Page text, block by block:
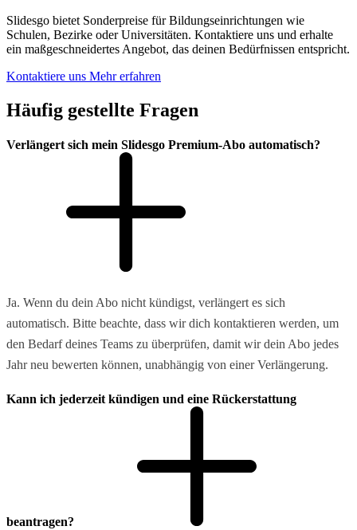
Slidesgo bietet Sonderpreise für Bildungseinrichtungen wie
Schulen, Bezirke oder Universitäten. Kontaktiere uns und erhalte
ein maßgeschneidertes Angebot, das deinen Bedürfnissen entspricht.
Kontaktiere uns Mehr erfahren
Häufig gestellte Fragen
Verlängert sich mein Slidesgo Premium-Abo automatisch?
Ja. Wenn du dein Abo nicht kündigst, verlängert es sich
automatisch. Bitte beachte, dass wir dich kontaktieren werden, um
den Bedarf deines Teams zu überprüfen, damit wir dein Abo jedes
Jahr neu bewerten können, unabhängig von einer Verlängerung.
Kann ich jederzeit kündigen und eine Rückerstattung
beantragen?